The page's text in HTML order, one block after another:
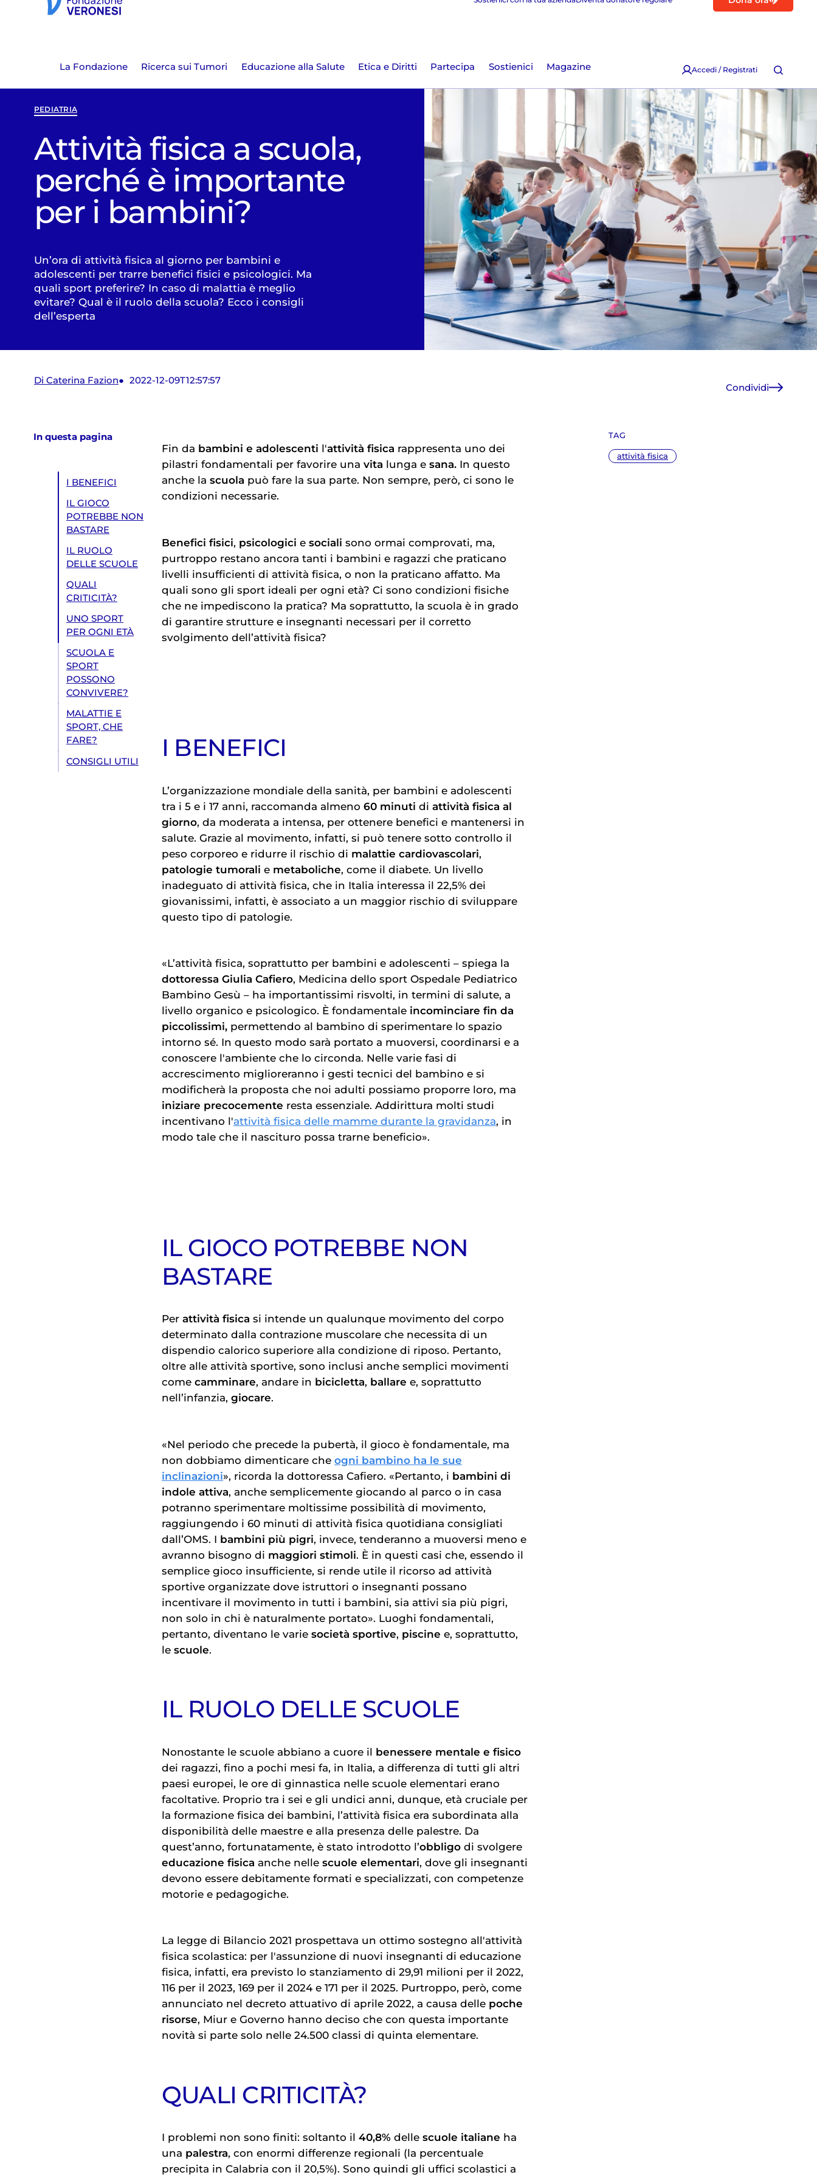
La Fondazione Ricerca sui Tumori Educazione alla Salute Etica e Diritti Partecipa Sostienici Magazine Accedi / Registrati
PEDIATRIA
Attività fisica a scuola,
perché è importante
per i bambini?
Un’ora di attività fisica al giorno per bambini e
adolescenti per trarre benefici fisici e psicologici. Ma
quali sport preferire? In caso di malattia è meglio
evitare? Qual è il ruolo della scuola? Ecco i consigli
dell’esperta
Di Caterina Fazion 2022-12-09T12:57:57
Condividi
In questa pagina
I BENEFICI
IL GIOCO
POTREBBE NON
BASTARE
IL RUOLO
DELLE SCUOLE
QUALI
CRITICITÀ?
UNO SPORT
PER OGNI ETÀ
SCUOLA E
SPORT
POSSONO
CONVIVERE?
MALATTIE E
SPORT, CHE
FARE?
CONSIGLI UTILI
TAG
attività fisica
Fin da bambini e adolescenti l'attività fisica rappresenta uno dei
pilastri fondamentali per favorire una vita lunga e sana. In questo
anche la scuola può fare la sua parte. Non sempre, però, ci sono le
condizioni necessarie.
Benefici fisici, psicologici e sociali sono ormai comprovati, ma,
purtroppo restano ancora tanti i bambini e ragazzi che praticano
livelli insufficienti di attività fisica, o non la praticano affatto. Ma
quali sono gli sport ideali per ogni età? Ci sono condizioni fisiche
che ne impediscono la pratica? Ma soprattutto, la scuola è in grado
di garantire strutture e insegnanti necessari per il corretto
svolgimento dell’attività fisica?
I BENEFICI
L’organizzazione mondiale della sanità, per bambini e adolescenti
tra i 5 e i 17 anni, raccomanda almeno 60 minuti di attività fisica al
giorno, da moderata a intensa, per ottenere benefici e mantenersi in
salute. Grazie al movimento, infatti, si può tenere sotto controllo il
peso corporeo e ridurre il rischio di malattie cardiovascolari,
patologie tumorali e metaboliche, come il diabete. Un livello
inadeguato di attività fisica, che in Italia interessa il 22,5% dei
giovanissimi, infatti, è associato a un maggior rischio di sviluppare
questo tipo di patologie.
«L’attività fisica, soprattutto per bambini e adolescenti – spiega la
dottoressa Giulia Cafiero, Medicina dello sport Ospedale Pediatrico
Bambino Gesù – ha importantissimi risvolti, in termini di salute, a
livello organico e psicologico. È fondamentale incominciare fin da
piccolissimi, permettendo al bambino di sperimentare lo spazio
intorno sé. In questo modo sarà portato a muoversi, coordinarsi e a
conoscere l'ambiente che lo circonda. Nelle varie fasi di
accrescimento miglioreranno i gesti tecnici del bambino e si
modificherà la proposta che noi adulti possiamo proporre loro, ma
iniziare precocemente resta essenziale. Addirittura molti studi
incentivano l'attività fisica delle mamme durante la gravidanza, in
modo tale che il nascituro possa trarne beneficio».
IL GIOCO POTREBBE NON
BASTARE
Per attività fisica si intende un qualunque movimento del corpo
determinato dalla contrazione muscolare che necessita di un
dispendio calorico superiore alla condizione di riposo. Pertanto,
oltre alle attività sportive, sono inclusi anche semplici movimenti
come camminare, andare in bicicletta, ballare e, soprattutto
nell’infanzia, giocare.
«Nel periodo che precede la pubertà, il gioco è fondamentale, ma
non dobbiamo dimenticare che ogni bambino ha le sue
inclinazioni», ricorda la dottoressa Cafiero. «Pertanto, i bambini di
indole attiva, anche semplicemente giocando al parco o in casa
potranno sperimentare moltissime possibilità di movimento,
raggiungendo i 60 minuti di attività fisica quotidiana consigliati
dall’OMS. I bambini più pigri, invece, tenderanno a muoversi meno e
avranno bisogno di maggiori stimoli. È in questi casi che, essendo il
semplice gioco insufficiente, si rende utile il ricorso ad attività
sportive organizzate dove istruttori o insegnanti possano
incentivare il movimento in tutti i bambini, sia attivi sia più pigri,
non solo in chi è naturalmente portato». Luoghi fondamentali,
pertanto, diventano le varie società sportive, piscine e, soprattutto,
le scuole.
IL RUOLO DELLE SCUOLE
Nonostante le scuole abbiano a cuore il benessere mentale e fisico
dei ragazzi, fino a pochi mesi fa, in Italia, a differenza di tutti gli altri
paesi europei, le ore di ginnastica nelle scuole elementari erano
facoltative. Proprio tra i sei e gli undici anni, dunque, età cruciale per
la formazione fisica dei bambini, l’attività fisica era subordinata alla
disponibilità delle maestre e alla presenza delle palestre. Da
quest’anno, fortunatamente, è stato introdotto l’obbligo di svolgere
educazione fisica anche nelle scuole elementari, dove gli insegnanti
devono essere debitamente formati e specializzati, con competenze
motorie e pedagogiche.
La legge di Bilancio 2021 prospettava un ottimo sostegno all'attività
fisica scolastica: per l'assunzione di nuovi insegnanti di educazione
fisica, infatti, era previsto lo stanziamento di 29,91 milioni per il 2022,
116 per il 2023, 169 per il 2024 e 171 per il 2025. Purtroppo, però, come
annunciato nel decreto attuativo di aprile 2022, a causa delle poche
risorse, Miur e Governo hanno deciso che con questa importante
novità si parte solo nelle 24.500 classi di quinta elementare.
QUALI CRITICITÀ?
I problemi non sono finiti: soltanto il 40,8% delle scuole italiane ha
una palestra, con enormi differenze regionali (la percentuale
precipita in Calabria con il 20,5%). Sono quindi gli uffici scolastici a